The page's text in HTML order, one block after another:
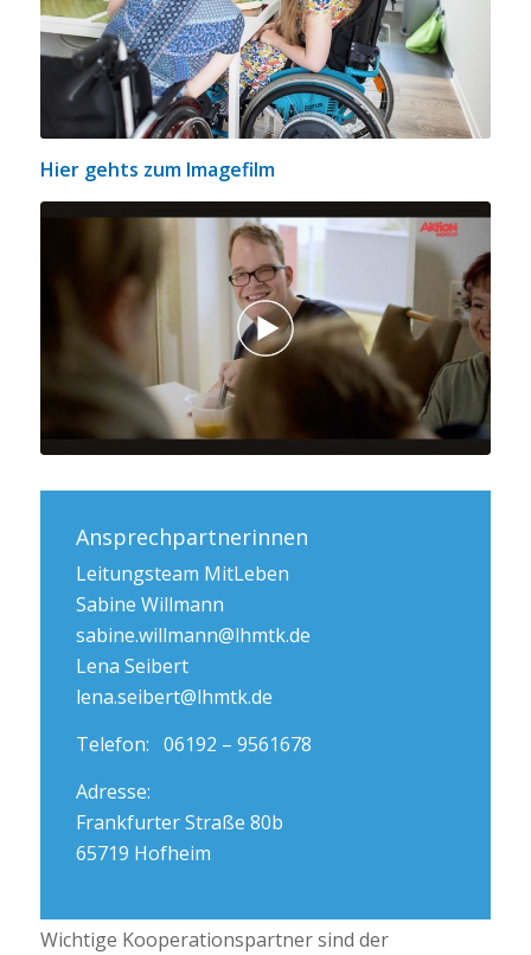
Hier gehts zum Imagefilm
Ansprechpartnerinnen
Leitungsteam MitLeben
Sabine Willmann
sabine.willmann@lhmtk.de
Lena Seibert
lena.seibert@lhmtk.de
Telefon: 06192 – 9561678
Adresse:
Frankfurter Straße 80b
65719 Hofheim
Wichtige Kooperationspartner sind der